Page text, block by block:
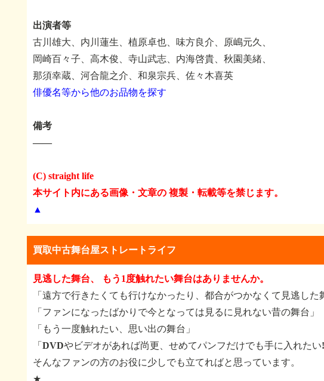
出演者等
古川雄大、内川蓮生、植原卓也、味方良介、原嶋元久、
岡崎百々子、高木俊、寺山武志、内海啓貴、秋園美緒、
那須幸蔵、河合龍之介、和泉宗兵、佐々木喜英
俳優名等から他のお品物を探す
備考
――
(C) straight life
本サイト内にある画像・文章の 複製・転載等を禁じます。
▲
買取中古舞台屋ストレートライフ
見逃した舞台、 もう1度触れたい舞台はありませんか。
「遠方で行きたくても行けなかったり、都合がつかなくて見逃した
「ファンになったばかりで今となっては見るに見れない昔の舞台」
「もう一度触れたい、思い出の舞台」
「DVDやビデオがあれば尚更、せめてパンフだけでも手に入れたい!
そんなファンの方のお役に少しでも立てればと思っています。
★